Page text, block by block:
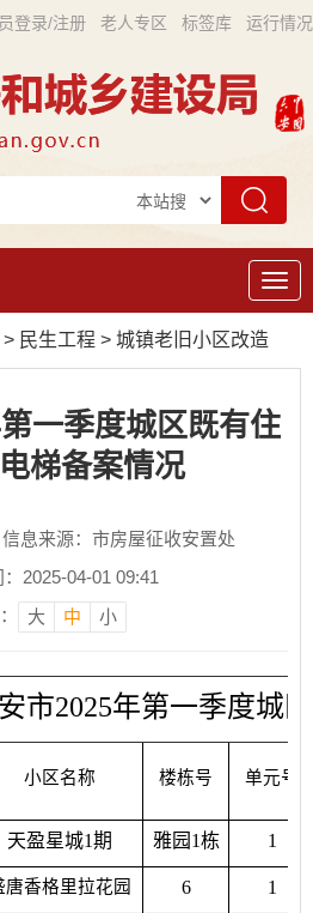
登录/注册 老人专区 标签库 运行情况
导
航
> 民生工程 > 城镇老旧小区改造
一季度城区既有住
梯备案情况
信息来源：市房屋征收安置处
2025-04-01 09:41
大 中 小
市2025年第一季度城
小区名称 楼栋号 单元号
天盈星城1期 雅园1栋 1
唐香格里拉花园 6 1